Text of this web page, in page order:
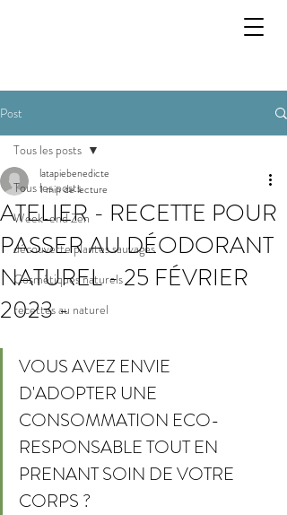
Post
Tous les posts
Week-end Zen
découverte plantes sauvages
Cosmétiques naturels
recettes au naturel
Tous les posts
ATELIER - RECETTE POUR
PASSER AU DÉODORANT
NATUREL - 25 FÉVRIER
2023 -
latapiebenedicte
1 min de lecture
VOUS AVEZ ENVIE
D'ADOPTER UNE
CONSOMMATION ECO-
RESPONSABLE TOUT EN
PRENANT SOIN DE VOTRE
CORPS ?